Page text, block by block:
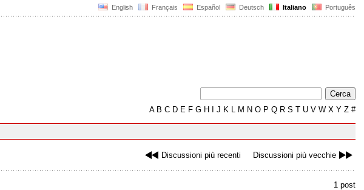
English Français Español Deutsch Italiano Português
AB C D E F G H J K L M N O P Q R S T U V W X Y Z #
Discussioni più recenti Discussioni più vecchie
1 post